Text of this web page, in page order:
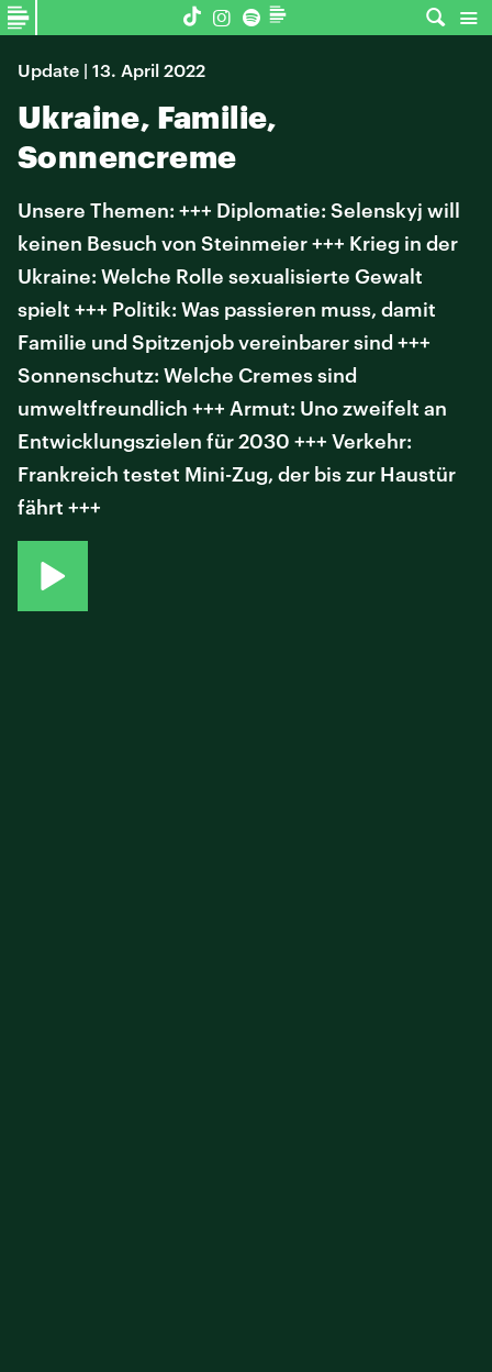
Update | 13. April 2022
Ukraine, Familie,
Sonnencreme
Unsere Themen: +++ Diplomatie: Selenskyj will
keinen Besuch von Steinmeier +++ Krieg in der
Ukraine: Welche Rolle sexualisierte Gewalt
spielt +++ Politik: Was passieren muss, damit
Familie und Spitzenjob vereinbarer sind +++
Sonnenschutz: Welche Cremes sind
umweltfreundlich +++ Armut: Uno zweifelt an
Entwicklungszielen für 2030 +++ Verkehr:
Frankreich testet Mini-Zug, der bis zur Haustür
fährt +++